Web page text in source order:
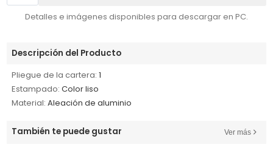
Detalles e imágenes disponibles para descargar en PC.
Descripción del Producto
Pliegue de la cartera: 1
Estampado: Color liso
Material: Aleación de aluminio
También te puede gustar Ver más